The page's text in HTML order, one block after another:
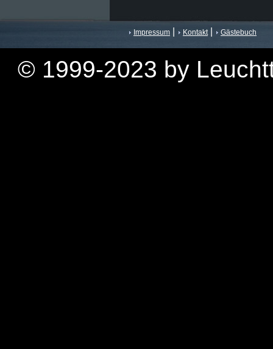
Impressum Kontakt Gästebuch
© 1999-2023 by